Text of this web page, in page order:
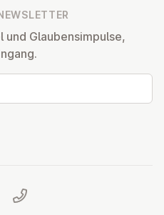
Glaubensimpulse,